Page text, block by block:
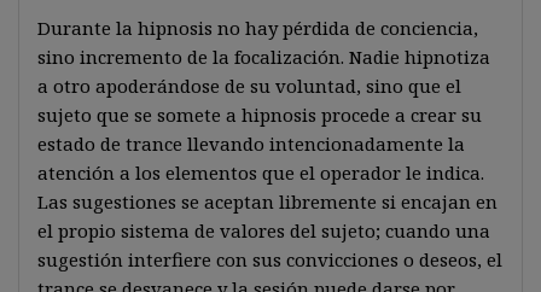
Durante la hipnosis no hay pérdida de conciencia,
sino incremento de la focalización. Nadie hipnotiza
a otro apoderándose de su voluntad, sino que el
sujeto que se somete a hipnosis procede a crear su
estado de trance llevando intencionadamente la
atención a los elementos que el operador le indica.
Las sugestiones se aceptan libremente si encajan en
el propio sistema de valores del sujeto; cuando una
sugestión interfiere con sus convicciones o deseos, el